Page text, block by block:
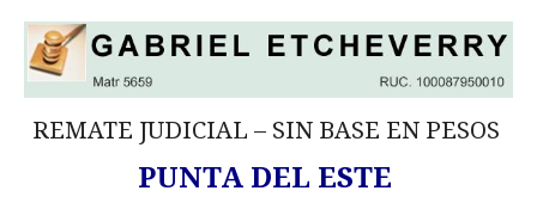
REMATE JUDICIAL – SIN BASE EN PESOS
PUNTA DEL ESTE